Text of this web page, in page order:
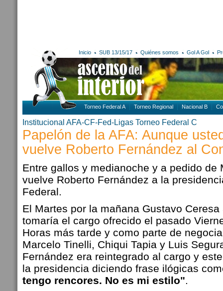
Inicio SUB 13/15/17 Quiénes somos Gol A Gol
Torneo Federal A Torneo Regional Nacional B
Institucional AFA-CF-Fed-Ligas Torneo Federal C
Papelón de la AFA: Aunque
vuelve Roberto Fernández al
Entre gallos y medianoche y a pedido de
vuelve Roberto Fernández a la
Federal.
El Martes por la mañana Gustavo
tomaría el cargo ofrecido el pasado
Horas más tarde y como parte de
Marcelo Tinelli, Chiqui Tapia y Luis
Fernández era reintegrado al cargo y
la presidencia diciendo frase ilógicas
tengo rencores. No es mi estilo".